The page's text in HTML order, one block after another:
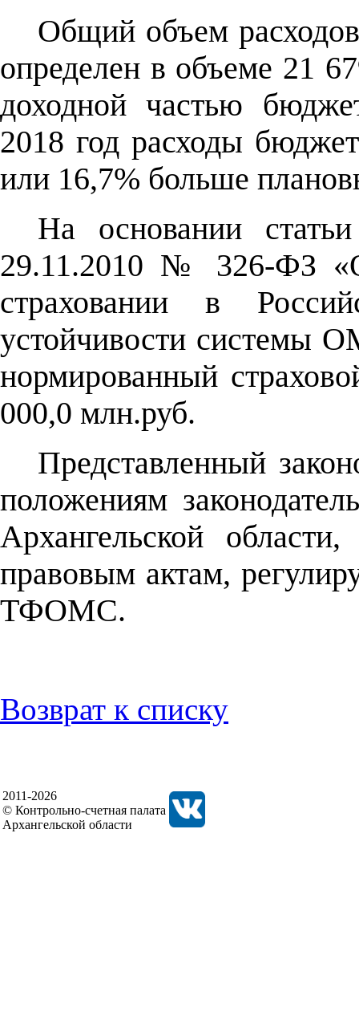
Общий объем
определен в объеме 21
доходной частью
2018 год расходы
или 16,7% больше
На основании
29.11.2010 № 326-ФЗ
страховании в
устойчивости системы
нормированный
000,0 млн.руб.
Представленный
положениям
Архангельской
правовым актам,
ТФОМС.
Возврат к списку
2011-2026
© Контрольно-счетная палата
Архангельской области